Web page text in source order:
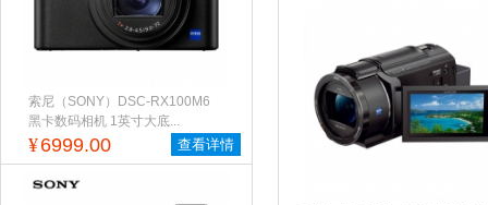
索尼（SONY）DSC-RX100M6
黑卡数码相机 1英寸大底...
¥6999.00 查看详情